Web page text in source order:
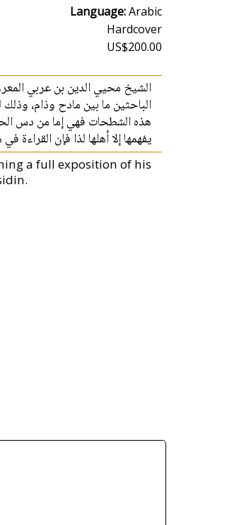
Language:Arabic
Hardcover
US$200.00
الشيخ محيي الدين بن عربي
الباحثين ما بين مادح وذام،
هذه الشطحات فهي إما من دس
يفهمها إلا أهلها لذا فإن
a full exposition of his